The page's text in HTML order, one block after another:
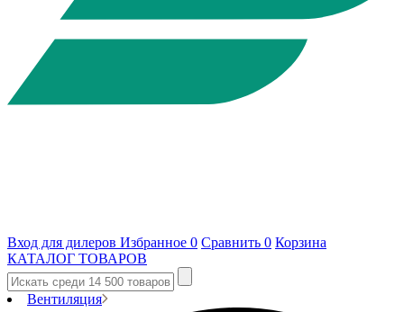
Вход для дилеров Избранное 0 Сравнить 0 Корзина
КАТАЛОГ ТОВАРОВ
Вентиляция